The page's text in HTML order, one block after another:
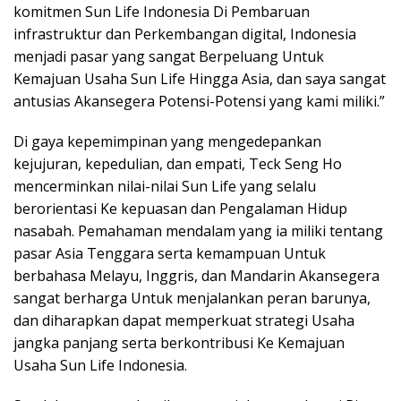
komitmen Sun Life Indonesia Di Pembaruan
infrastruktur dan Perkembangan digital, Indonesia
menjadi pasar yang sangat Berpeluang Untuk
Kemajuan Usaha Sun Life Hingga Asia, dan saya sangat
antusias Akansegera Potensi-Potensi yang kami miliki.”
Di gaya kepemimpinan yang mengedepankan
kejujuran, kepedulian, dan empati, Teck Seng Ho
mencerminkan nilai-nilai Sun Life yang selalu
berorientasi Ke kepuasan dan Pengalaman Hidup
nasabah. Pemahaman mendalam yang ia miliki tentang
pasar Asia Tenggara serta kemampuan Untuk
berbahasa Melayu, Inggris, dan Mandarin Akansegera
sangat berharga Untuk menjalankan peran barunya,
dan diharapkan dapat memperkuat strategi Usaha
jangka panjang serta berkontribusi Ke Kemajuan
Usaha Sun Life Indonesia.